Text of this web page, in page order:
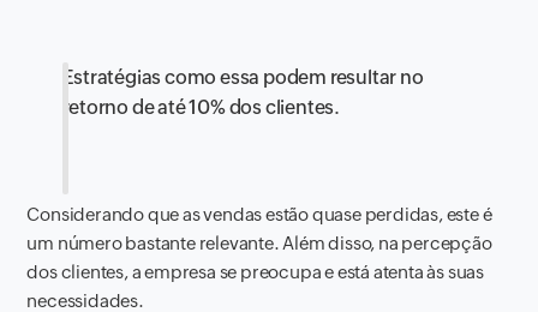
Estratégias como essa podem resultar no
retorno de até 10% dos clientes.
Considerando que as vendas estão quase perdidas, este é
um número bastante relevante. Além disso, na percepção
dos clientes, a empresa se preocupa e está atenta às suas
necessidades.